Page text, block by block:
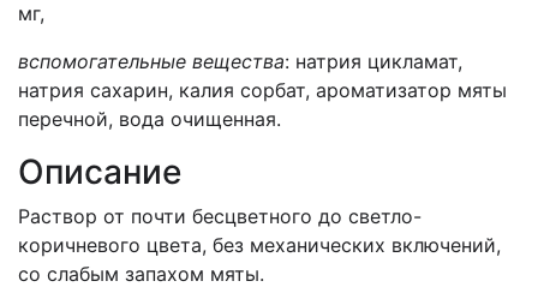
мг,
вспомогательные вещества: натрия цикламат,
натрия сахарин, калия сорбат, ароматизатор мяты
перечной, вода очищенная.
Описание
Раствор от почти бесцветного до светло-
коричневого цвета, без механических включений,
со слабым запахом мяты.